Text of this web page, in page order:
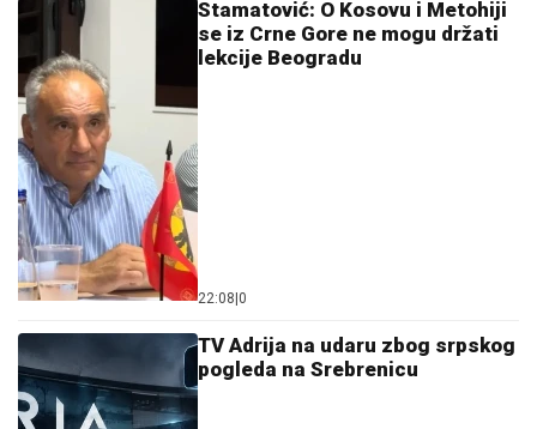
Stamatović: O Kosovu i Metohiji
se iz Crne Gore ne mogu držati
lekcije Beogradu
22:08 0
TV Adrija na udaru zbog srpskog
pogleda na Srebrenicu